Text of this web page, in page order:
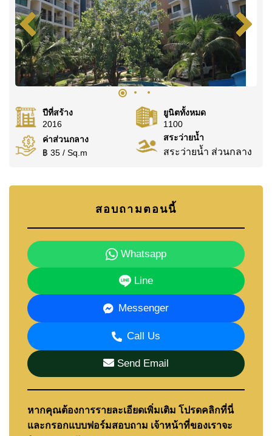
หรือ อีเมลinfo@cornerstone.co.th
WhatsApp ของสำนักงาน:+66807945904และ LINE:
@cornerstonepattaya
ปีที่สร้าง
2016
ยูนิตทั้งหมด
1100
ค่าส่วนกลาง
฿ 35 / Sq.m
สระว่ายน้ำ
สระว่ายน้ำ ส่วนกลาง
สอบถามตอนนี้
Whatsapp
Line
Messenger
Call Us
Send Email
หากคุณต้องการรายละเอียดเพิ่มเติม โปรดคลิกที่นี่
และกรอกแบบฟอร์มสอบถาม เจ้าหน้าที่ของเราจะ